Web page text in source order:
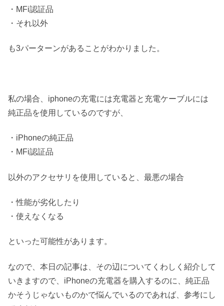
・MFi認証品
・それ以外
も3パーターンがあることがわかりました。
私の場合、iphoneの充電には充電器と充電ケーブルには
純正品を使用しているのですが、
・iPhoneの純正品
・MFi認証品
以外のアクセサリを使用していると、最悪の場合
・性能が劣化したり
・使えなくなる
といった可能性があります。
なので、本日の記事は、その辺についてくわしく紹介して
いきますので、iPhoneの充電器を購入するのに、純正品
かそうじゃないものかで悩んでいるのであれば、参考にし